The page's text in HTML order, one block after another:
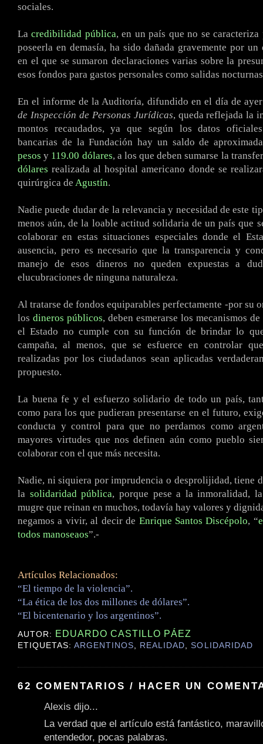
sociales.
Lacredibilidad pública, en un país que no se caracteriza
poseerla en demasía, ha sido dañada gravemente por
en el que se sumaron declaraciones varias sobre la
esos fondos para gastos personales como salidas
En el informe de la Auditoría, difundido en el día de
de Inspección de Personas Jurídicas, queda reflejada la
montos recaudados, ya que según los datos
bancarias de la Fundación hay un saldo de
pesos y 119.00 dólares, a los que deben sumarse la
dólares realizada al hospital americano donde se
quirúrgica de Agustín.
Nadie puede dudar de la relevancia y necesidad de este
menos aún, de la loable actitud solidaria de un país que
colaborar en estas situaciones especiales donde el
ausencia, pero es necesario que la transparencia y
manejo de esos dineros no queden expuestas a
elucubraciones de ninguna naturaleza.
Al tratarse de fondos equiparables perfectamente -por su
los dineros públicos, deben esmerarse los mecanismos
el Estado no cumple con su función de brindar lo
campaña, al menos, que se esfuerce en controlar
realizadas por los ciudadanos sean aplicadas
propuesto.
La buena fe y el esfuerzo solidario de todo un país,
como para los que pudieran presentarse en el futuro,
conducta y control para que no perdamos como
mayores virtudes que nos definen aún como pueblo
colaborar con el que más necesita.
Nadie, ni siquiera por imprudencia o desprolijidad, tiene
la solidaridad pública, porque pese a la inmoralidad,
mugre que reinan en muchos, todavía hay valores y
negamos a vivir, al decir de Enrique Santos Discépolo, “
todos manoseaos”.-
Artículos Relacionados:
“El tiempo de la violencia”.
“La ética de los dos millones de dólares”.
“El bicentenario y los argentinos”.
AUTOR: EDUARDO CASTILLO PÁEZ
ETIQUETAS:ARGENTINOS, REALIDAD,SOLIDARIDAD
62 COMENTARIOS / HACER UN
Alexis dijo...
La verdad que el artículo está fantástico,
entendedor, pocas palabras.